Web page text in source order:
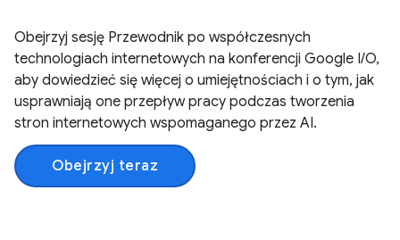
Obejrzyj sesję Przewodnik po współczesnych
technologiach internetowych na konferencji Google I/O,
aby dowiedzieć się więcej o umiejętnościach i o tym, jak
usprawniają one przepływ pracy podczas tworzenia
stron internetowych wspomaganego przez AI.
Obejrzyj teraz